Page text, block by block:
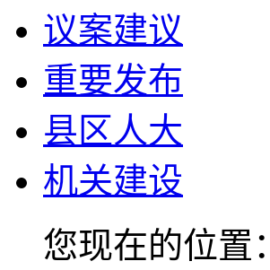
议案建议
重要发布
县区人大
机关建设
您现在的位置：